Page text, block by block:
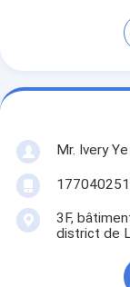
Mr. Ivery Ye
3F,
district de